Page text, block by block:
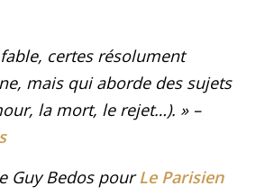
fable, certes résolument
mais qui aborde des sujets
la mort, le rejet…). » –
Guy Bedos pour Le Parisien